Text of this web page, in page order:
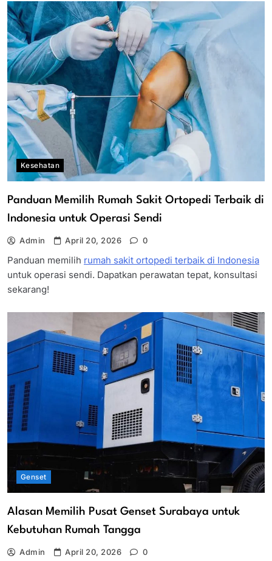
Kesehatan
Panduan Memilih Rumah Sakit Ortopedi Terbaik di
Indonesia untuk Operasi Sendi
Admin April 20, 2026 0
Panduan memilih rumah sakit ortopedi terbaik di Indonesia
untuk operasi sendi. Dapatkan perawatan tepat, konsultasi
sekarang!
Genset
Alasan Memilih Pusat Genset Surabaya untuk
Kebutuhan Rumah Tangga
Admin April 20, 2026 0